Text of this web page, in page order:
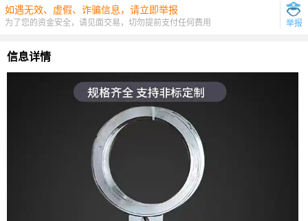
如遇无效、虚假、诈骗信息，请立即举报
为了您的资金安全，请见面交易，切勿提前支付任何费用 举报
信息详情